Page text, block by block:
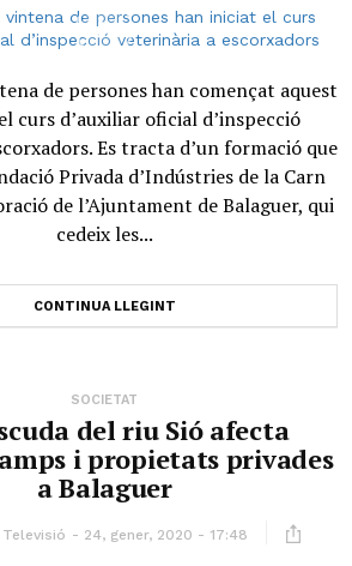
de persones han començat aquest
curs d’auxiliar oficial d’inspecció
Es tracta d’un formació que
Privada d’Indústries de la Carn
de l’Ajuntament de Balaguer, qui
cedeix les...
CONTINUA LLEGINT
SOCIETAT
del riu Sió afecta
i propietats privades
a Balaguer
24, gener, 2020 - 17:48